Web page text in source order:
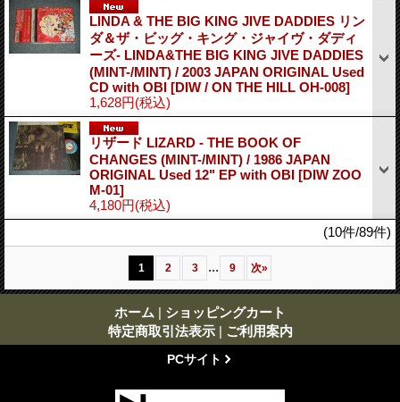
LINDA & THE BIG KING JIVE DADDIES リン
ダ＆ザ・ビッグ・キング・ジャイヴ・ダディ
ーズ- LINDA&THE BIG KING JIVE DADDIES
(MINT-/MINT) / 2003 JAPAN ORIGINAL Used
CD with OBI [DIW / ON THE HILL OH-008]
1,628円(税込)
リザード LIZARD - THE BOOK OF
CHANGES (MINT-/MINT) / 1986 JAPAN
ORIGINAL Used 12" EP with OBI [DIW ZOO
M-01]
4,180円(税込)
(10件/89件)
1 2 3 ... 9 次»
ホーム | ショッピングカート
特定商取引法表示 | ご利用案内
PCサイト